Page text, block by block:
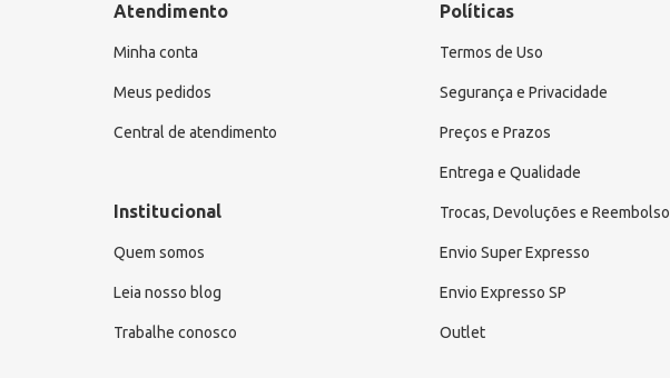
Atendimento
Minha conta
Meus pedidos
Central de atendimento
Institucional
Quem somos
Leia nosso blog
Trabalhe conosco
Políticas
Termos de Uso
Segurança e Privacidade
Preços e Prazos
Entrega e Qualidade
Trocas, Devoluções e Reembolso
Envio Super Expresso
Envio Expresso SP
Outlet